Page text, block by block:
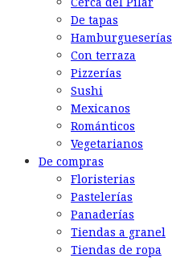
De tapas
Hamburgueserías
Con terraza
Pizzerías
Sushi
Mexicanos
Románticos
Vegetarianos
De compras
Floristerias
Pastelerías
Panaderías
Tiendas a granel
Tiendas de ropa